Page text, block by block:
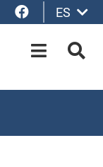
Facebook
ES
OPEN-